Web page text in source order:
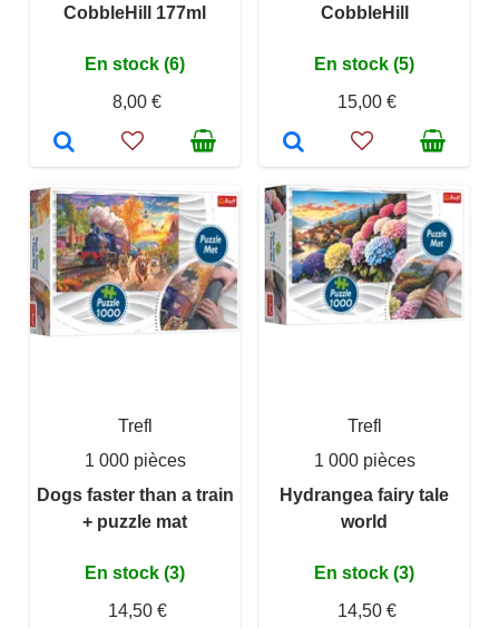
CobbleHill 177ml
En stock (6)
8,00 €
CobbleHill
En stock (5)
15,00 €
Trefl
1 000 pièces
Dogs faster than a train
+ puzzle mat
En stock (3)
14,50 €
Trefl
1 000 pièces
Hydrangea fairy tale
world
En stock (3)
14,50 €